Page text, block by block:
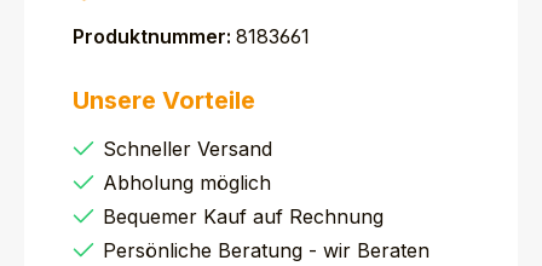
Produktnummer: 8183661
Unsere Vorteile
Schneller Versand
Abholung möglich
Bequemer Kauf auf Rechnung
Persönliche Beratung - wir Beraten